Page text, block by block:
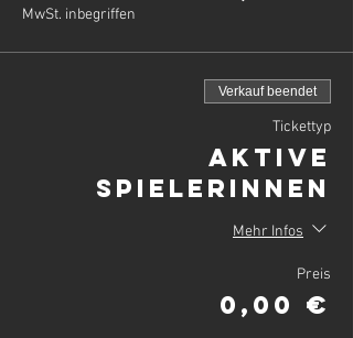
MwSt. inbegriffen
Verkauf beendet
Tickettyp
Aktive
SpielerInnen
Mehr Infos
Preis
0,00 €